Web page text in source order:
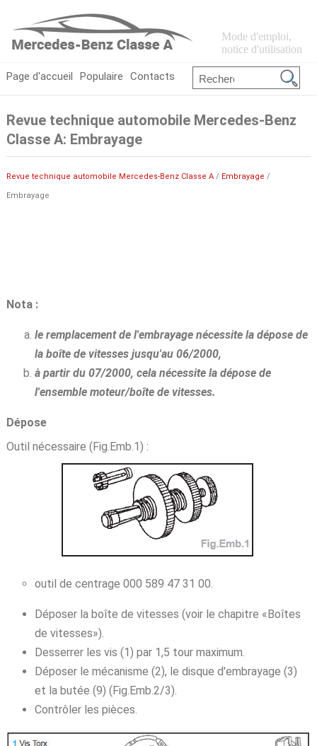
Mode d'emploi,
notice d'utilisation
Page d'accueil Populaire Contacts
Revue technique automobile Mercedes-Benz
Classe A: Embrayage
Revue technique automobile Mercedes-Benz Classe A/ Embrayage /
Embrayage
Nota :
le remplacement de l'embrayage nécessite la dépose de
la boîte de vitesses jusqu'au 06/2000,
à partir du 07/2000, cela nécessite la dépose de
l'ensemble moteur/boîte de vitesses.
Dépose
Outil nécessaire (Fig.Emb.1) :
outil de centrage 000 589 47 31 00.
Déposer la boîte de vitesses (voir le chapitre «Boîtes
de vitesses»).
Desserrer les vis (1) par 1,5 tour maximum.
Déposer le mécanisme (2), le disque d'embrayage (3)
et la butée (9) (Fig.Emb.2/3).
Contrôler les pièces.